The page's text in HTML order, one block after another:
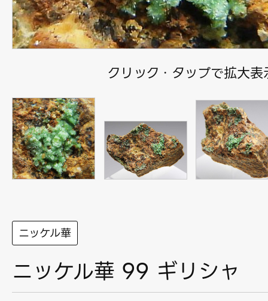
クリック・タップで拡大表
ニッケル華
ニッケル華 99 ギリシャ